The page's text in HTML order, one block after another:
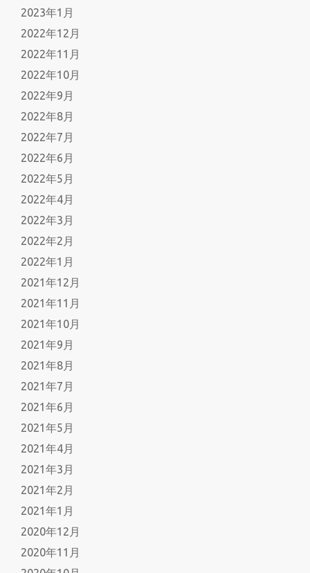
2023年1月
2022年12月
2022年11月
2022年10月
2022年9月
2022年8月
2022年7月
2022年6月
2022年5月
2022年4月
2022年3月
2022年2月
2022年1月
2021年12月
2021年11月
2021年10月
2021年9月
2021年8月
2021年7月
2021年6月
2021年5月
2021年4月
2021年3月
2021年2月
2021年1月
2020年12月
2020年11月